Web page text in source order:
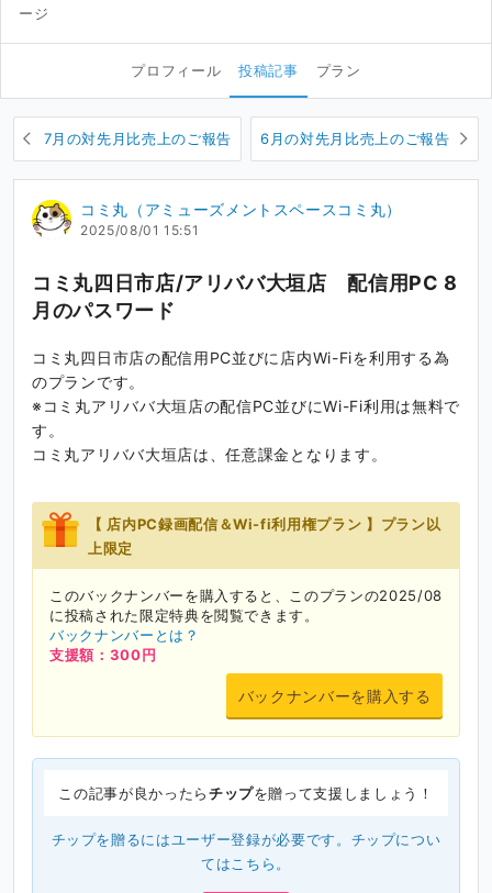
ージ
プロフィール 投稿記事 プラン
7月の対先月比売上のご報告 6月の対先月比売上のご報告
コミ丸（アミューズメントスペースコミ丸）
2025/08/01 15:51
コミ丸四日市店/アリババ大垣店 配信用PC 8
月のパスワード
コミ丸四日市店の配信用PC並びに店内Wi-Fiを利用する為
のプランです。
※コミ丸アリババ大垣店の配信PC並びにWi-Fi利用は無料で
す。
コミ丸アリババ大垣店は、任意課金となります。
【 店内PC録画配信＆Wi-fi利用権プラン 】プラン以
上限定
このバックナンバーを購入すると、このプランの2025/08
に投稿された限定特典を閲覧できます。
バックナンバーとは？
支援額：300円
バックナンバーを購入する
この記事が良かったらチップを贈って支援しましょう！
チップを贈るにはユーザー登録が必要です。チップについ
てはこちら。